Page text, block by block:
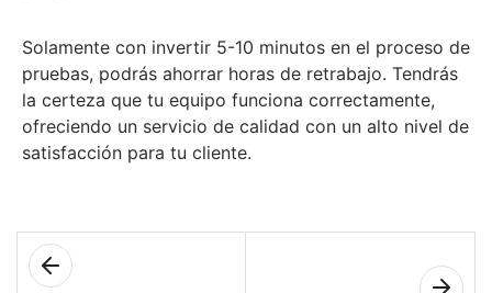
Solamente con invertir 5-10 minutos en el proceso de
pruebas, podrás ahorrar horas de retrabajo. Tendrás
la certeza que tu equipo funciona correctamente,
ofreciendo un servicio de calidad con un alto nivel de
satisfacción para tu cliente.